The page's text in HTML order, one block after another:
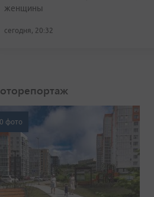
женщины
сегодня, 20:32
фото